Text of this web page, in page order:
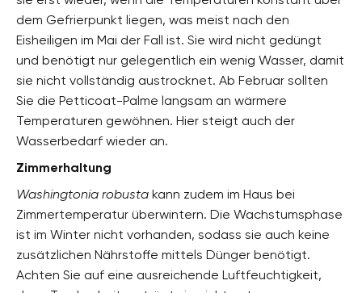
dem Gefrierpunkt liegen, was meist nach den
Eisheiligen im Mai der Fall ist. Sie wird nicht gedüngt
und benötigt nur gelegentlich ein wenig Wasser, damit
sie nicht vollständig austrocknet. Ab Februar sollten
Sie die Petticoat-Palme langsam an wärmere
Temperaturen gewöhnen. Hier steigt auch der
Wasserbedarf wieder an.
Zimmerhaltung
Washingtonia robusta kann zudem im Haus bei
Zimmertemperatur überwintern. Die Wachstumsphase
ist im Winter nicht vorhanden, sodass sie auch keine
zusätzlichen Nährstoffe mittels Dünger benötigt.
Achten Sie auf eine ausreichende Luftfeuchtigkeit,